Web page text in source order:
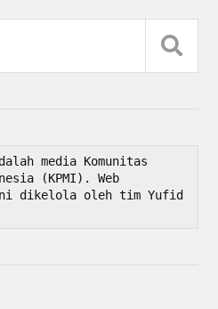
media Komunitas
(KPMI). Web
ini dikelola oleh tim Yufid